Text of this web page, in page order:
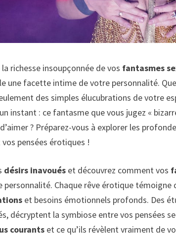
richesse insoupçonnée de vos fantasmes
une facette intime de votre personnalité.
des simples élucubrations de votre
instant : ce fantasme que vous jugez «
? Préparez-vous à explorer les
pensées érotiques !
désirs inavoués et découvrez comment vos
personnalité. Chaque rêve érotique témoigne
et besoins émotionnels profonds. Des
décryptent la symbiose entre vos pensées
courants et ce qu’ils révèlent vraiment de